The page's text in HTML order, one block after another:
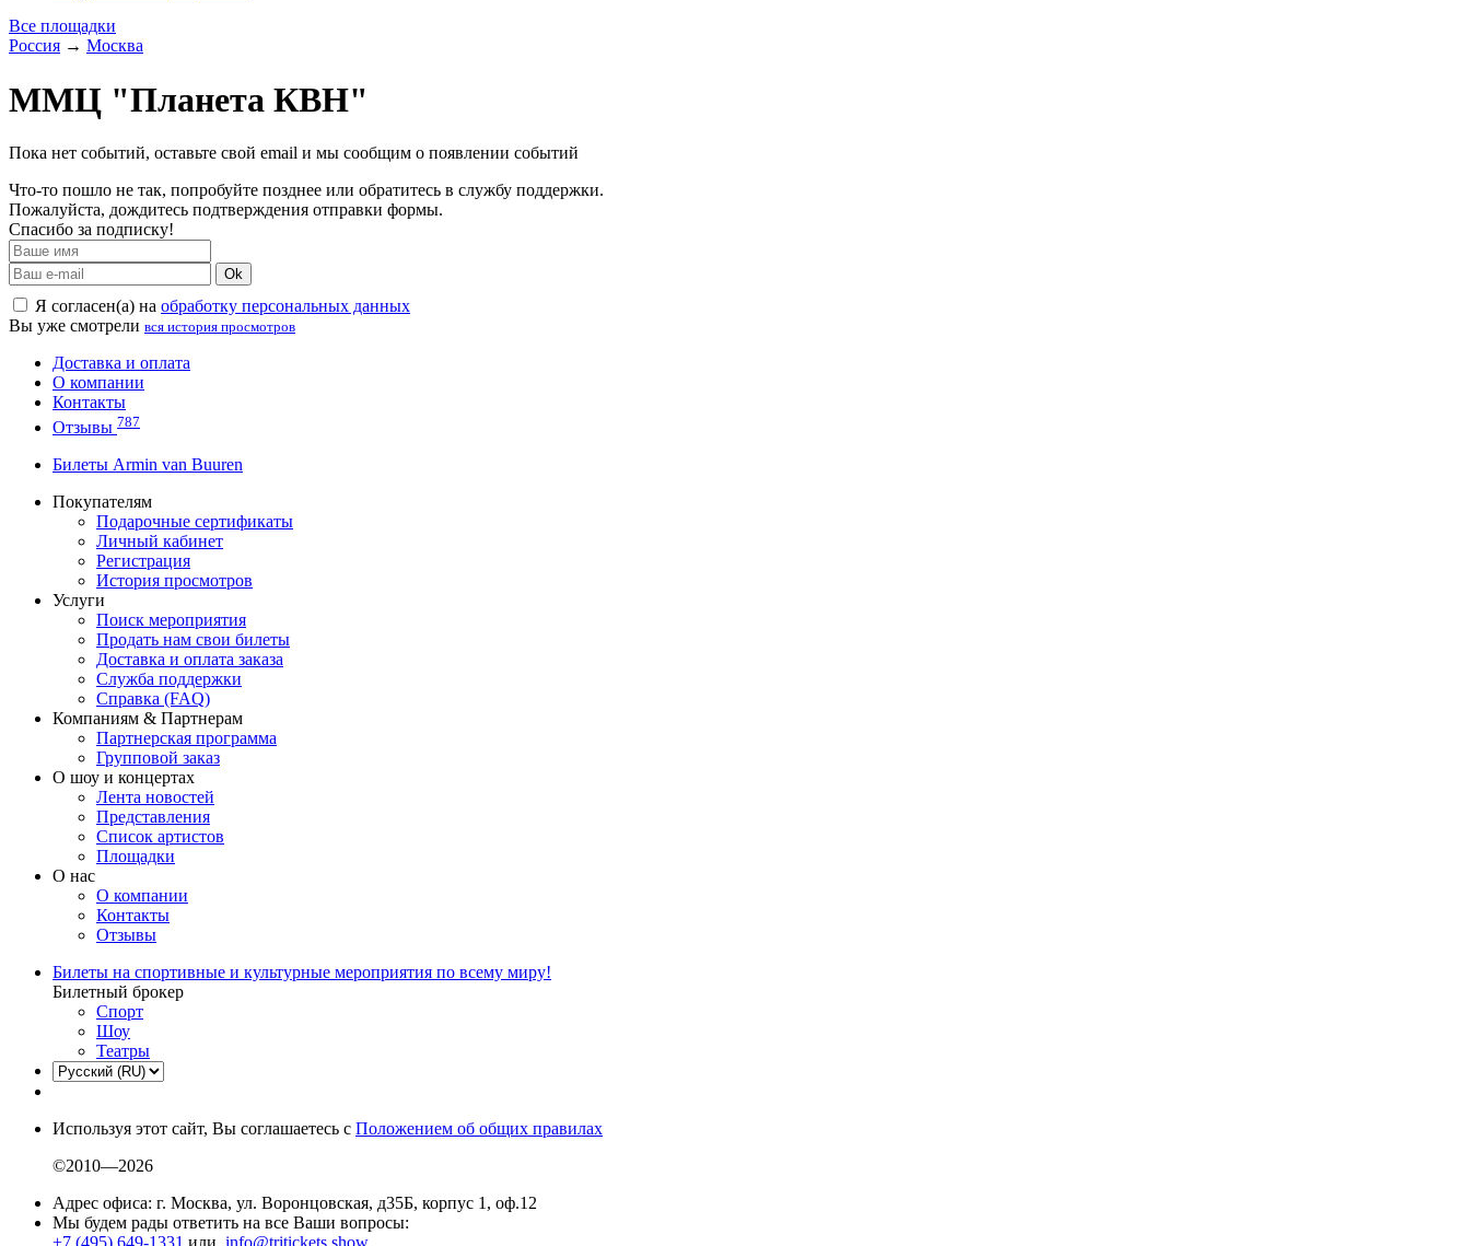
Все площадки
Россия → Москва
ММЦ "Планета КВН"
Пока нет событий, оставьте свой email и мы сообщим о появлении событий
Что-то пошло не так, попробуйте позднее или обратитесь в службу поддержки.
Пожалуйста, дождитесь подтверждения отправки формы.
Спасибо за подписку!
Ok
Я согласен(а) на обработку персональных данных
Вы уже смотрели вся история просмотров
Доставка и оплата
О компании
Контакты
Отзывы 787
Билеты Armin van Buuren
Покупателям
Подарочные сертификаты
Личный кабинет
Регистрация
История просмотров
Услуги
Поиск мероприятия
Продать нам свои билеты
Доставка и оплата заказа
Служба поддержки
Справка (FAQ)
Компаниям & Партнерам
Партнерская программа
Групповой заказ
О шоу и концертах
Лента новостей
Представления
Список артистов
Площадки
О нас
О компании
Контакты
Отзывы
Билеты на спортивные и культурные мероприятия по всему миру!
Билетный брокер
Спорт
Шоу
Театры
Используя этот сайт, Вы соглашаетесь с Положением об общих правилах
©2010—2026
Адрес офиса: г. Москва, ул. Воронцовская, д35Б, корпус 1, оф.12
Мы будем рады ответить на все Ваши вопросы:
+7 (495) 649-1331 или info@tritickets.show